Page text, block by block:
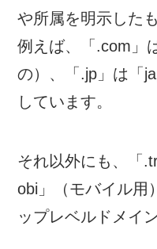
や所属を明示した
例えば、「.com」
の）、「.jp」は「
しています。
それ以外にも、「
obi」（モバイル用
ップレベルドメイ